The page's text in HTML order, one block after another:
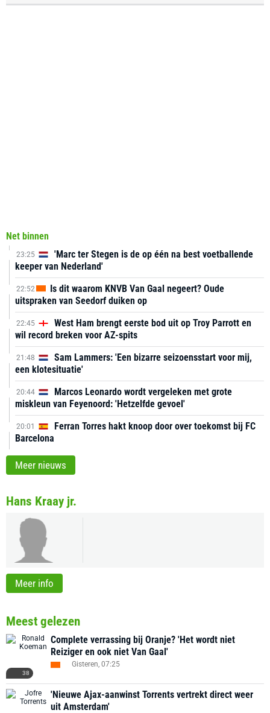
Net binnen
23:25
'Marc ter Stegen is de op één na best voetballende
keeper van Nederland'
22:52
Is dit waarom KNVB Van Gaal negeert? Oude
uitspraken van Seedorf duiken op
22:45
West Ham brengt eerste bod uit op Troy Parrott en
wil record breken voor AZ-spits
21:48
Sam Lammers: 'Een bizarre seizoensstart voor mij,
een klotesituatie'
20:44
Marcos Leonardo wordt vergeleken met grote
miskleun van Feyenoord: 'Hetzelfde gevoel'
20:01
Ferran Torres hakt knoop door over toekomst bij FC
Barcelona
Meer nieuws
Hans Kraay jr.
Meer info
Meest gelezen
38
Complete verrassing bij Oranje? 'Het wordt niet
Reiziger en ook niet Van Gaal'
Gisteren, 07:25
'Nieuwe Ajax-aanwinst Torrents vertrekt direct weer
uit Amsterdam'